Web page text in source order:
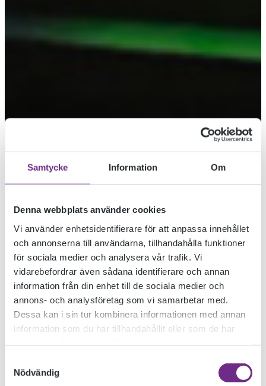
Samtycke Information Om
Denna webbplats använder cookies
Vi använder enhetsidentifierare för att anpassa innehållet
och annonserna till användarna, tillhandahålla funktioner
för sociala medier och analysera vår trafik. Vi
vidarebefordrar även sådana identifierare och annan
information från din enhet till de sociala medier och
annons- och analysföretag som vi samarbetar med.
Dessa kan i sin tur kombinera informationen med annan
information som du har tillhandahållit eller som de har
Nödvändig
JULKALENDERN 3
DECEMBER
2020-12-03